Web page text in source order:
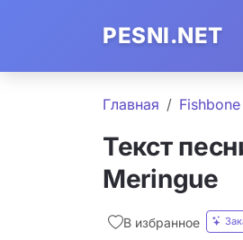
PESNI.NET
Главная Fishbone
Текст
Meringue
В избранное